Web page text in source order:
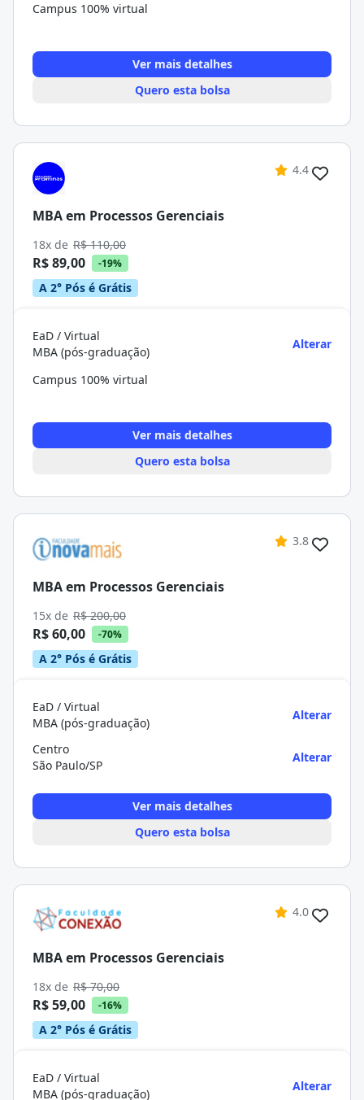
Campus 100% virtual
Ver mais detalhes
Quero esta bolsa
4.4
MBA em Processos Gerenciais
18x de R$ 110,00
R$ 89,00 -19%
A 2° Pós é Grátis
EaD / Virtual
MBA (pós-graduação)
Alterar
Campus 100% virtual
Ver mais detalhes
Quero esta bolsa
3.8
MBA em Processos Gerenciais
15x de R$ 200,00
R$ 60,00 -70%
A 2° Pós é Grátis
EaD / Virtual
MBA (pós-graduação)
Alterar
Centro
São Paulo/SP
Alterar
Ver mais detalhes
Quero esta bolsa
4.0
MBA em Processos Gerenciais
18x de R$ 70,00
R$ 59,00 -16%
A 2° Pós é Grátis
EaD / Virtual
MBA (pós-graduação)
Alterar